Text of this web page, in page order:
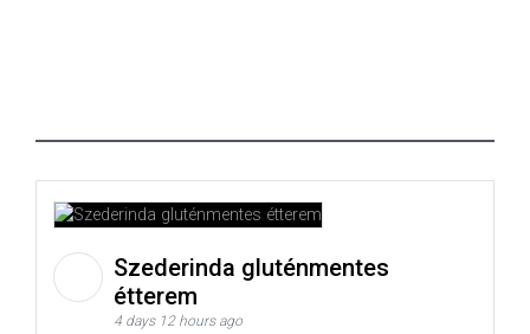
Szederinda gluténmentes
étterem
4 days 12 hours ago